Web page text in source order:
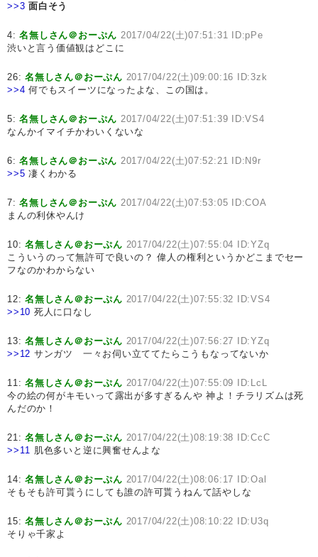
>>3 面白そう
4:名無しさん＠おーぷん 2017/04/22(土)07:51:31 ID:pPe
渋いと言う価値観はどこに
26:名無しさん＠おーぷん 2017/04/22(土)09:00:16 ID:3zk
>>4 何でもスイーツになったよな、この国は。
5:名無しさん＠おーぷん 2017/04/22(土)07:51:39 ID:VS4
なんかイマイチかわいくないな
6:名無しさん＠おーぷん 2017/04/22(土)07:52:21 ID:N9r
>>5 凄くわかる
7:名無しさん＠おーぷん 2017/04/22(土)07:53:05 ID:COA
まんの利休やんけ
10:名無しさん＠おーぷん 2017/04/22(土)07:55:04 ID:YZq
こういうのって無許可で良いの？ 偉人の権利というかどこまでセー
フなのかわからない
12:名無しさん＠おーぷん 2017/04/22(土)07:55:32 ID:VS4
>>10 死人に口なし
13:名無しさん＠おーぷん 2017/04/22(土)07:56:27 ID:YZq
>>12 サンガツ 一々お伺い立ててたらこうもなってないか
11:名無しさん＠おーぷん 2017/04/22(土)07:55:09 ID:LcL
今の絵の何がキモいって露出が多すぎるんや 神よ！チラリズムは死
んだのか！
21:名無しさん＠おーぷん 2017/04/22(土)08:19:38 ID:CcC
>>11 肌色多いと逆に興奮せんよな
14:名無しさん＠おーぷん 2017/04/22(土)08:06:17 ID:Oal
そもそも許可貰うにしても誰の許可貰うねんて話やしな
15:名無しさん＠おーぷん 2017/04/22(土)08:10:22 ID:U3q
そりゃ千家よ